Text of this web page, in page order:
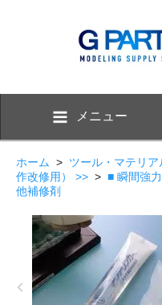
メニュー
ホーム > ツール・マテリ
作改修用） >> > ■ 瞬間強
他補修剤